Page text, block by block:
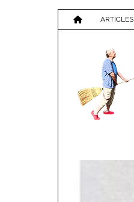
ARTICLES